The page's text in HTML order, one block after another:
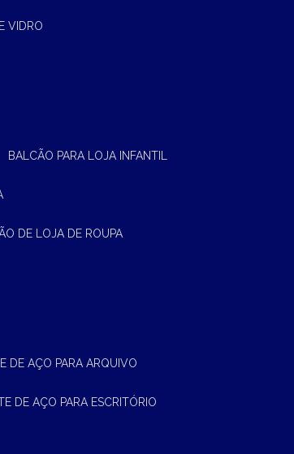
VIDRO
BALCÃO PARA LOJA INFANTIL
DE LOJA DE ROUPA
DE AÇO PARA ARQUIVO
DE AÇO PARA ESCRITÓRIO